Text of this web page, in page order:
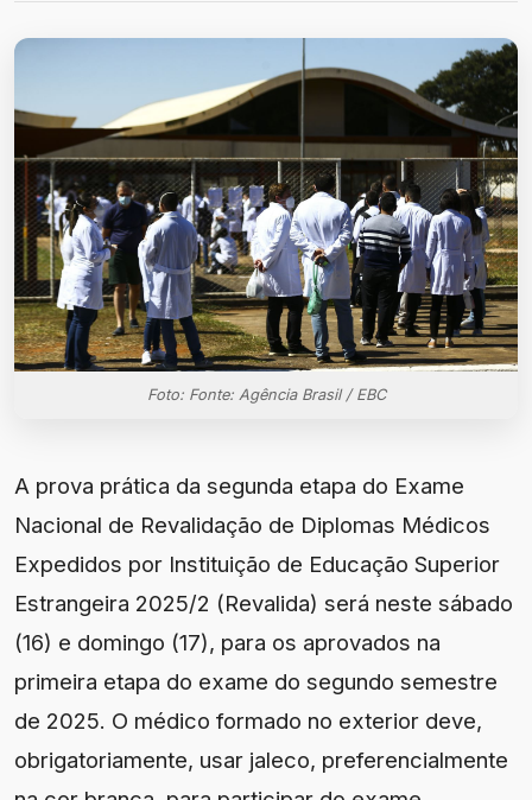
Foto: Fonte: Agência Brasil / EBC
A prova prática da segunda etapa do Exame
Nacional de Revalidação de Diplomas Médicos
Expedidos por Instituição de Educação Superior
Estrangeira 2025/2 (Revalida) será neste sábado
(16) e domingo (17), para os aprovados na
primeira etapa do exame do segundo semestre
de 2025. O médico formado no exterior deve,
obrigatoriamente, usar jaleco, preferencialmente